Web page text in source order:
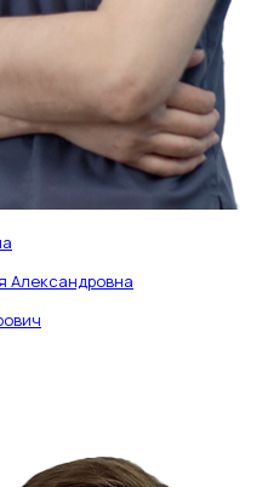
Александровна